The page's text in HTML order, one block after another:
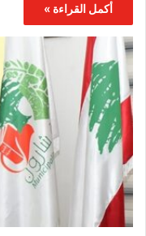
أكمل القراءة »